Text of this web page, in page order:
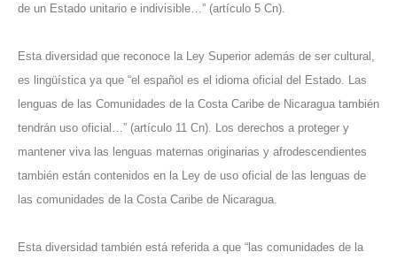
de un Estado unitario e indivisible…” (artículo 5 Cn).
Esta diversidad que reconoce la Ley Superior además de ser cultural,
es lingüística ya que “el español es el idioma oficial del Estado. Las
lenguas de las Comunidades de la Costa Caribe de Nicaragua también
tendrán uso oficial…” (artículo 11 Cn). Los derechos a proteger y
mantener viva las lenguas maternas originarias y afrodescendientes
también están contenidos en la Ley de uso oficial de las lenguas de
las comunidades de la Costa Caribe de Nicaragua.
Esta diversidad también está referida a que “las comunidades de la